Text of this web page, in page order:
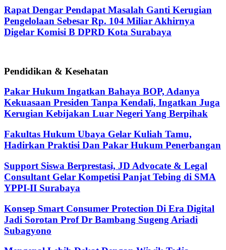
Rapat Dengar Pendapat Masalah Ganti Kerugian
Pengelolaan Sebesar Rp. 104 Miliar Akhirnya
Digelar Komisi B DPRD Kota Surabaya
Pendidikan & Kesehatan
Pakar Hukum Ingatkan Bahaya BOP, Adanya
Kekuasaan Presiden Tanpa Kendali, Ingatkan Juga
Kerugian Kebijakan Luar Negeri Yang Berpihak
Fakultas Hukum Ubaya Gelar Kuliah Tamu,
Hadirkan Praktisi Dan Pakar Hukum Penerbangan
Support Siswa Berprestasi, JD Advocate & Legal
Consultant Gelar Kompetisi Panjat Tebing di SMA
YPPI-II Surabaya
Konsep Smart Consumer Protection Di Era Digital
Jadi Sorotan Prof Dr Bambang Sugeng Ariadi
Subagyono